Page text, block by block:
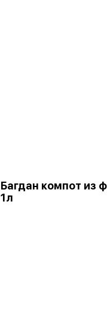
Багдан компот из
1л